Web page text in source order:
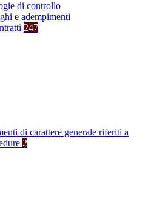
di controllo
e adempimenti
247
di carattere generale riferiti a
2